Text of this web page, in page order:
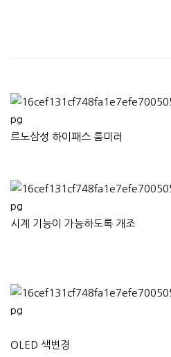
르노삼성 하이패스 룸미러
시계 기능이 가능하도록 개조
OLED 색변경